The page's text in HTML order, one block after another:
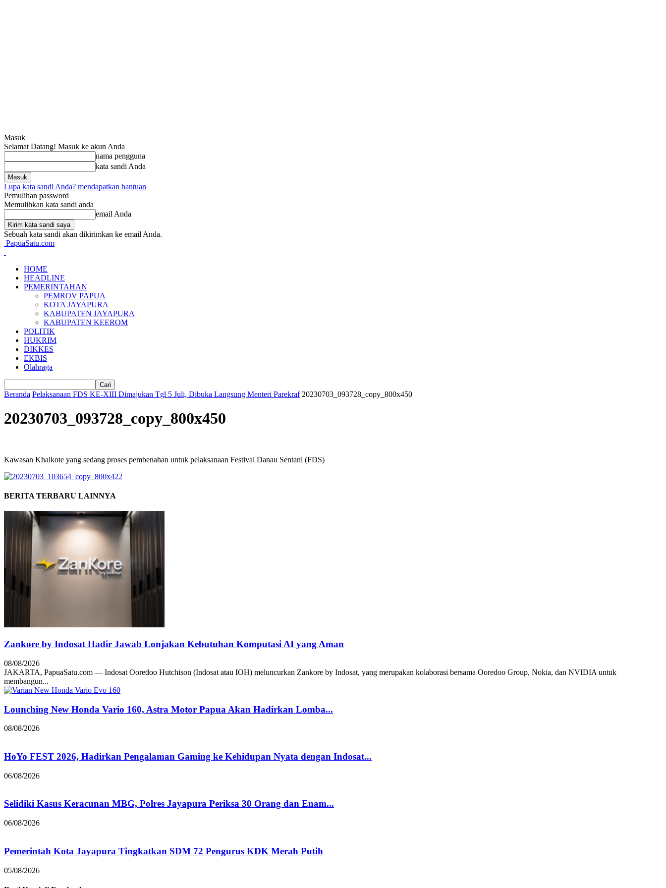
Masuk
Selamat Datang! Masuk ke akun Anda
nama pengguna
kata sandi Anda
Lupa kata sandi Anda? mendapatkan bantuan
Pemulihan password
Memulihkan kata sandi anda
email Anda
Sebuah kata sandi akan dikirimkan ke email Anda.
PapuaSatu.com
HOME
HEADLINE
PEMERINTAHAN
PEMROV PAPUA
KOTA JAYAPURA
KABUPATEN JAYAPURA
KABUPATEN KEEROM
POLITIK
HUKRIM
DIKKES
EKBIS
Olahraga
Beranda Pelaksanaan FDS KE-XIII Dimajukan Tgl 5 Juli, Dibuka Langsung Menteri Parekraf 20230703_093728_copy_800x450
20230703_093728_copy_800x450
Kawasan Khalkote yang sedang proses pembenahan untuk pelaksanaan Festival Danau Sentani (FDS)
BERITA TERBARU LAINNYA
Zankore by Indosat Hadir Jawab Lonjakan Kebutuhan Komputasi AI yang Aman
08/08/2026
JAKARTA, PapuaSatu.com — Indosat Ooredoo Hutchison (Indosat atau IOH) meluncurkan Zankore by Indosat, yang merupakan kolaborasi bersama Ooredoo Group, Nokia, dan NVIDIA untuk
membangun...
Lounching New Honda Vario 160, Astra Motor Papua Akan Hadirkan Lomba...
08/08/2026
HoYo FEST 2026, Hadirkan Pengalaman Gaming ke Kehidupan Nyata dengan Indosat...
06/08/2026
Selidiki Kasus Keracunan MBG, Polres Jayapura Periksa 30 Orang dan Enam...
06/08/2026
Pemerintah Kota Jayapura Tingkatkan SDM 72 Pengurus KDK Merah Putih
05/08/2026